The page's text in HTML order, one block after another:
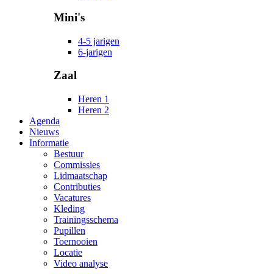
Mini's
4-5 jarigen
6-jarigen
Zaal
Heren 1
Heren 2
Agenda
Nieuws
Informatie
Bestuur
Commissies
Lidmaatschap
Contributies
Vacatures
Kleding
Trainingsschema
Pupillen
Toernooien
Locatie
Video analyse